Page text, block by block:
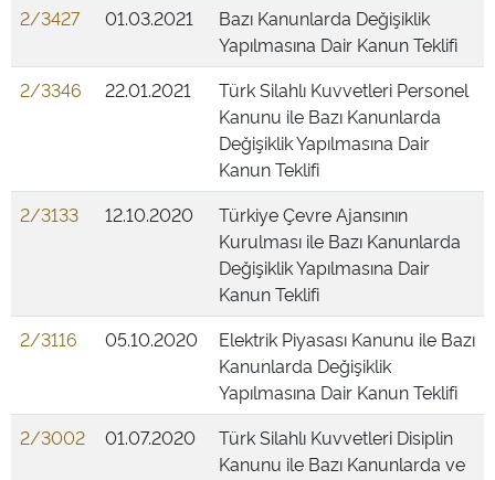
2/3427
01.03.2021
Bazı Kanunlarda Değişiklik
Yapılmasına Dair Kanun Teklifi
2/3346
22.01.2021
Türk Silahlı Kuvvetleri Personel
Kanunu ile Bazı Kanunlarda
Değişiklik Yapılmasına Dair
Kanun Teklifi
2/3133
12.10.2020
Türkiye Çevre Ajansının
Kurulması ile Bazı Kanunlarda
Değişiklik Yapılmasına Dair
Kanun Teklifi
2/3116
05.10.2020
Elektrik Piyasası Kanunu ile Bazı
Kanunlarda Değişiklik
Yapılmasına Dair Kanun Teklifi
2/3002
01.07.2020
Türk Silahlı Kuvvetleri Disiplin
Kanunu ile Bazı Kanunlarda ve